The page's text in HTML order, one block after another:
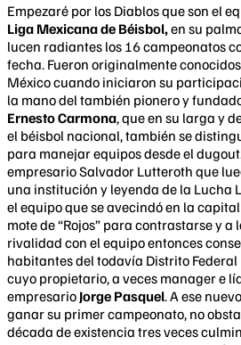
Empezaré por los Diablos que son el
Liga Mexicana de Béisbol,en su
lucen radiantes los 16 campeonatos
fecha. Fueron originalmente
México cuando iniciaron su
la mano del también pionero y
Ernesto Carmona, que en su larga y
el béisbol nacional, también se
para manejar equipos desde el
empresario Salvador Lutteroth que
una institución y leyenda de la Lucha
el equipo que se avecindó en la
mote de “Rojos” para contrastarse y
rivalidad con el equipo entonces
habitantes del todavía Distrito
cuyo propietario, a veces manager e
empresario Jorge Pasquel. A ese
ganar su primer campeonato, no
década de existencia tres veces